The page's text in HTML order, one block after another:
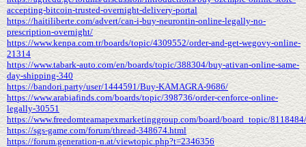
accepting-bitcoin-trusted-overnight-delivery-portal
https://haitiliberte.com/advert/can-i-buy-neurontin-online-legally-no-
prescription-overnight/
https://www.kenpa.com.tr/boards/topic/4309552/order-and-get-wegovy-online-
21314
https://www.tabark-auto.com/en/boards/topic/388304/buy-ativan-online-same-
day-shipping-340
https://bandori.party/user/1444591/Buy-KAMAGRA-9686/
https://www.arabiafinds.com/boards/topic/398736/order-cenforce-online-
legally-30551
https://www.freedomteamapexmarketinggroup.com/board/board_topic/
https://sgs-game.com/forum/thread-348674.html
https://forum.generation-n.at/viewtopic.php?t=2346356